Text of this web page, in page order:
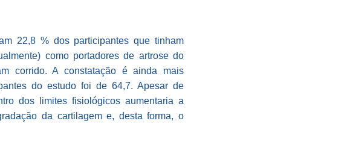
22,8 % dos participantes que tinham
como portadores de artrose do
corrido. A constatação é ainda mais
do estudo foi de 64,7. Apesar de
dos limites fisiológicos aumentaria a
da cartilagem e, desta forma, o